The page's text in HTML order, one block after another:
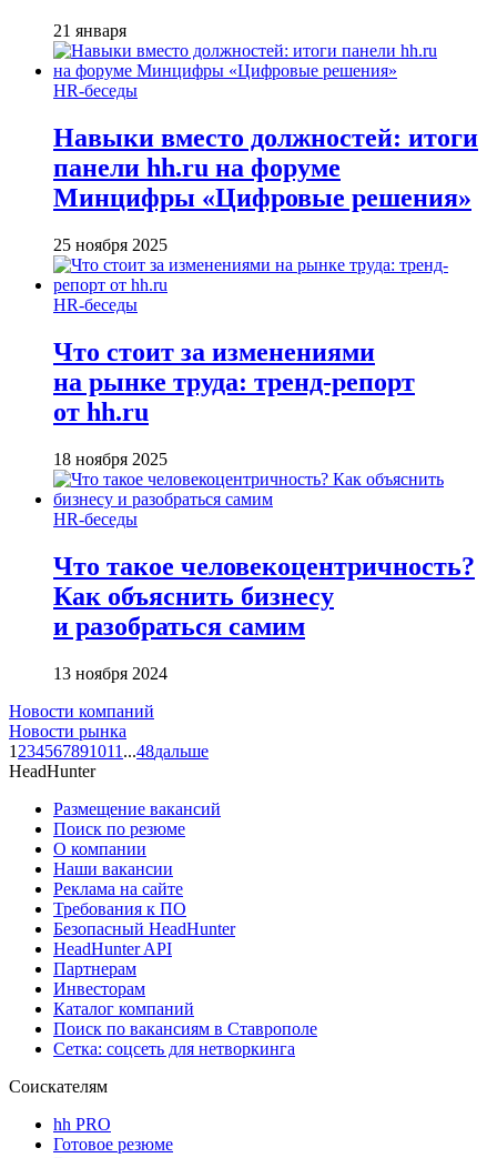
21 января
HR-беседы
Навыки вместо должностей: итоги
панели hh.ru на форуме
Минцифры «Цифровые решения»
25 ноября 2025
HR-беседы
Что стоит за изменениями
на рынке труда: тренд-репорт
от hh.ru
18 ноября 2025
HR-беседы
Что такое человеко­центричность?
Как объяснить бизнесу
и разобраться самим
13 ноября 2024
Новости компаний
Новости рынка
1 234567891011 ...48дальше
HeadHunter
Размещение вакансий
Поиск по резюме
О компании
Наши вакансии
Реклама на сайте
Требования к ПО
Безопасный HeadHunter
HeadHunter API
Партнерам
Инвесторам
Каталог компаний
Поиск по вакансиям в Ставрополе
Сетка: соцсеть для нетворкинга
Соискателям
hh PRO
Готовое резюме